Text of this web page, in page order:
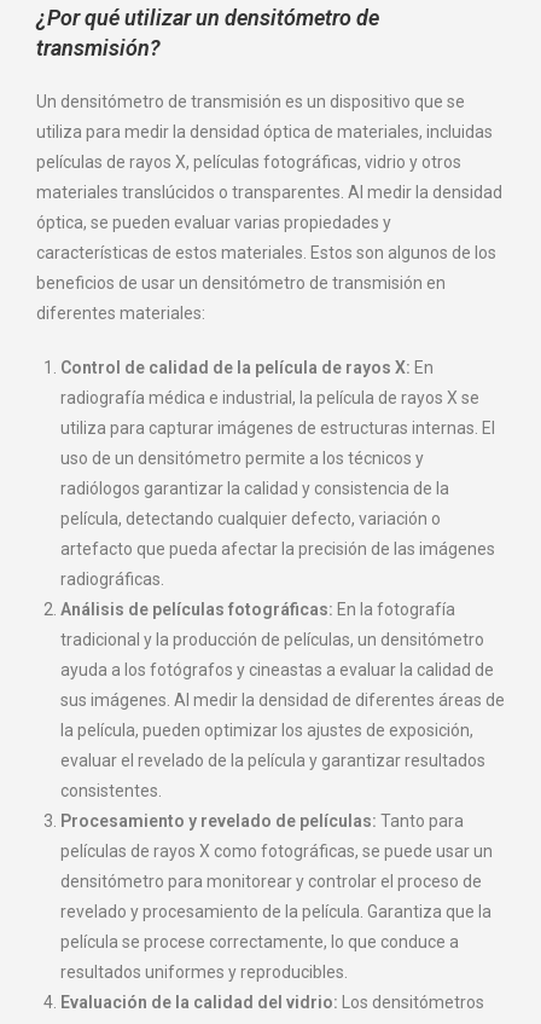
¿Por qué utilizar un densitómetro de
transmisión?
Un densitómetro de transmisión es un dispositivo que se
utiliza para medir la densidad óptica de materiales, incluidas
películas de rayos X, películas fotográficas, vidrio y otros
materiales translúcidos o transparentes. Al medir la densidad
óptica, se pueden evaluar varias propiedades y
características de estos materiales. Estos son algunos de los
beneficios de usar un densitómetro de transmisión en
diferentes materiales:
Control de calidad de la película de rayos X: En
radiografía médica e industrial, la película de rayos X se
utiliza para capturar imágenes de estructuras internas. El
uso de un densitómetro permite a los técnicos y
radiólogos garantizar la calidad y consistencia de la
película, detectando cualquier defecto, variación o
artefacto que pueda afectar la precisión de las imágenes
radiográficas.
Análisis de películas fotográficas: En la fotografía
tradicional y la producción de películas, un densitómetro
ayuda a los fotógrafos y cineastas a evaluar la calidad de
sus imágenes. Al medir la densidad de diferentes áreas de
la película, pueden optimizar los ajustes de exposición,
evaluar el revelado de la película y garantizar resultados
consistentes.
Procesamiento y revelado de películas: Tanto para
películas de rayos X como fotográficas, se puede usar un
densitómetro para monitorear y controlar el proceso de
revelado y procesamiento de la película. Garantiza que la
película se procese correctamente, lo que conduce a
resultados uniformes y reproducibles.
Evaluación de la calidad del vidrio: Los densitómetros